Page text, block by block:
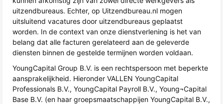
uitzendbureaus. Echter, op Uitzendbureau.nl mogen
uitsluitend vacatures door uitzendbureaus geplaatst
worden. In de context van onze dienstverlening is het van
belang dat alle facturen gerelateerd aan de geleverde
diensten binnen de gestelde termijnen worden voldaan.
YoungCapital Group B.V. is een rechtspersoon met beperkte
aansprakelijkheid. Hieronder VALLEN YoungCapital
Professionals B.V., YoungCapital Payroll B.V., Young¬Capital
Base B.V. (en haar groepsmaatschappijen YoungCapital B.V.,